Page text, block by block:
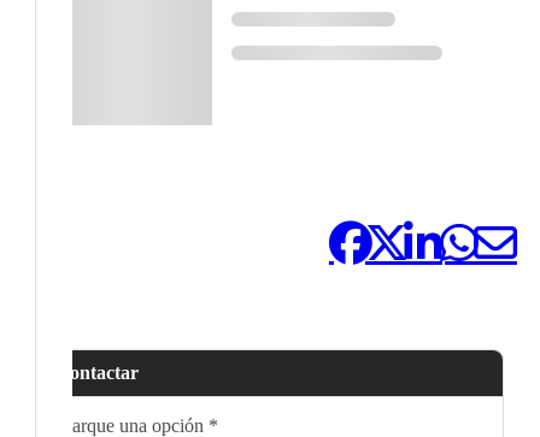
Contactar
Marque una opción *